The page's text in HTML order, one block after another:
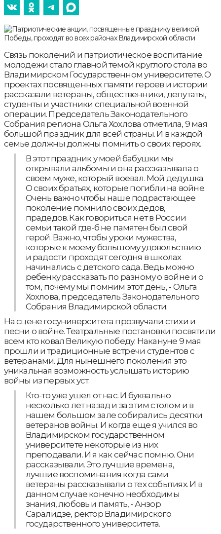
Связь поколений и патриотическое воспитание
молодежи стало главной темой круглого стола во
Владимирском Государственном университете. О
проектах посвященных памяти героев и истории
рассказали ветераны, общественники, депутаты,
студенты и участники специальной военной
операции. Председатель Законодательного
Собрания региона Ольга Хохлова отметила, 9 мая
большой праздник для всей страны. И в каждой
семье должны должны помнить о своих героях.
В этот праздник у моей бабушки мы
открывали альбомы и она рассказывала о
своем муже, который воевал. Мой дедушка.
О своих братьях, которые погибли на войне.
Очень важно чтобы наше подрастающее
поколение помнило своих дедов,
прадедов. Как говориться нет в России
семьи такой где-б не памятен был свой
герой. Важно, чтобы уроки мужества,
которые к моему большому удовольствию
и радости проходят сегодня в школах
начинались с детского сада. Ведь можно
ребенку рассказать по разному о войне и о
том, почему мы помним этот день, - Ольга
Хохлова, председатель Законодательного
Собрания Владимирской области.
На сцене госуниверситета прозвучали стихи и
песни о войне. Театральные постановки посвятили
всем кто ковал Великую победу. Накануне 9 мая
прошли и традиционные встречи студентов с
ветеранами. Для нынешнего поколения это
уникальная возможность услышать историю
войны из первых уст.
Кто-то уже ушел от нас. И буквально
несколько лет назад и за этим столом и в
нашем большом зале собирались десятки
ветеранов войны. И когда еще я учился во
Владимирском государственном
университете некоторые из них
преподавали. И я как сейчас помню. Они
рассказывали. Это лучшие времена,
лучшие воспоминания когда сами
ветераны рассказывали о тех событиях. И в
данном случае конечно необходимы
знания, любовь и память, - Анзор
Саралидзе, ректор Владимирского
государственного университета.